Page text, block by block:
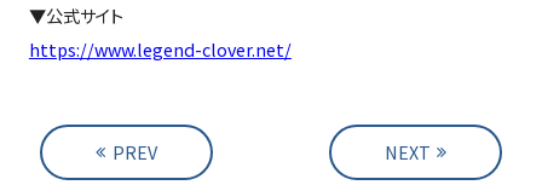
▼公式サイト
https://www.legend-clover.net/
PREV NEXT